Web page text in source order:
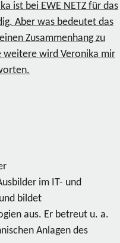
ist bei EWE NETZ für das
Aber was bedeutet das
Zusammenhang zu
weitere wird Veronika mir
im IT- und
bildet
aus. Er betreut u. a.
Anlagen des